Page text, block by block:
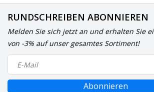
RUNDSCHREIBEN ABONNIEREN
Melden Sie sich jetzt an und erhalten Sie
von -3% auf unser gesamtes Sortiment!
Abonnieren